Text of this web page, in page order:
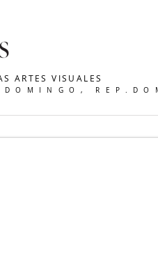
ARTES VISUALES